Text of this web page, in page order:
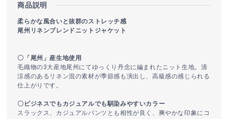
商品説明
柔らかな風合いと抜群のストレッチ感
尾州リネンブレンドニットジャケット
〇「尾州」産生地使用
毛織物の3大産地尾州にてゆっくり丹念に編まれたニット生地。清
涼感のあるリネン混の素材が季節感も演出し、高級感の感じられる
仕上がりです。
〇ビジネスでもカジュアルでも馴染みやすいカラー
スラックス、カジュアルパンツとも相性が良く、爽やかな印象にコ